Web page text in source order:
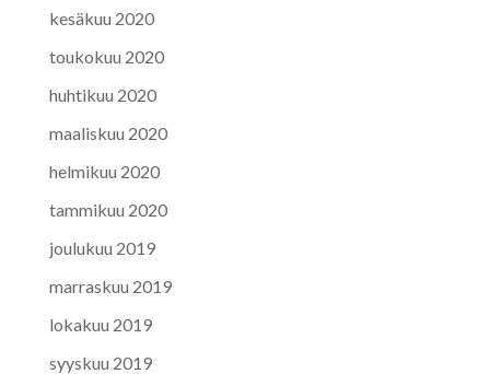
kesäkuu 2020
toukokuu 2020
huhtikuu 2020
maaliskuu 2020
helmikuu 2020
tammikuu 2020
joulukuu 2019
marraskuu 2019
lokakuu 2019
syyskuu 2019